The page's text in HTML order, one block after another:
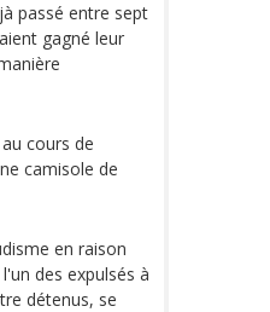
passé entre sept
gagné leur
cours de
camisole de
en raison
des expulsés à
détenus, se